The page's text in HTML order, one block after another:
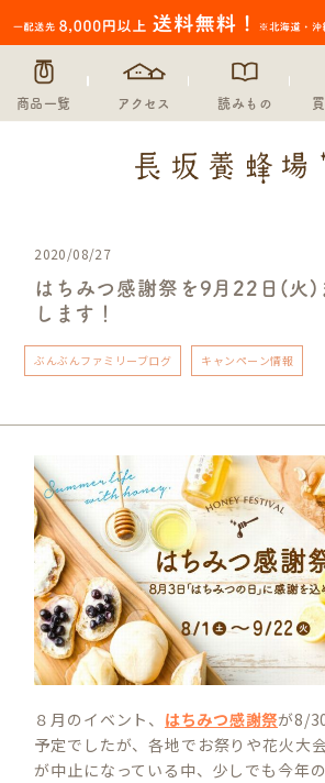
商品一覧 アクセス 読みもの
2020/08/27
はちみつ感謝祭を9月22日(火)
します！
ぶんぶんファミリーブログ キャンペーン情報
８月のイベント、 はちみつ感謝祭が8/
予定でしたが、各地でお祭りや花火大
が中止になっている中、少しでも今年